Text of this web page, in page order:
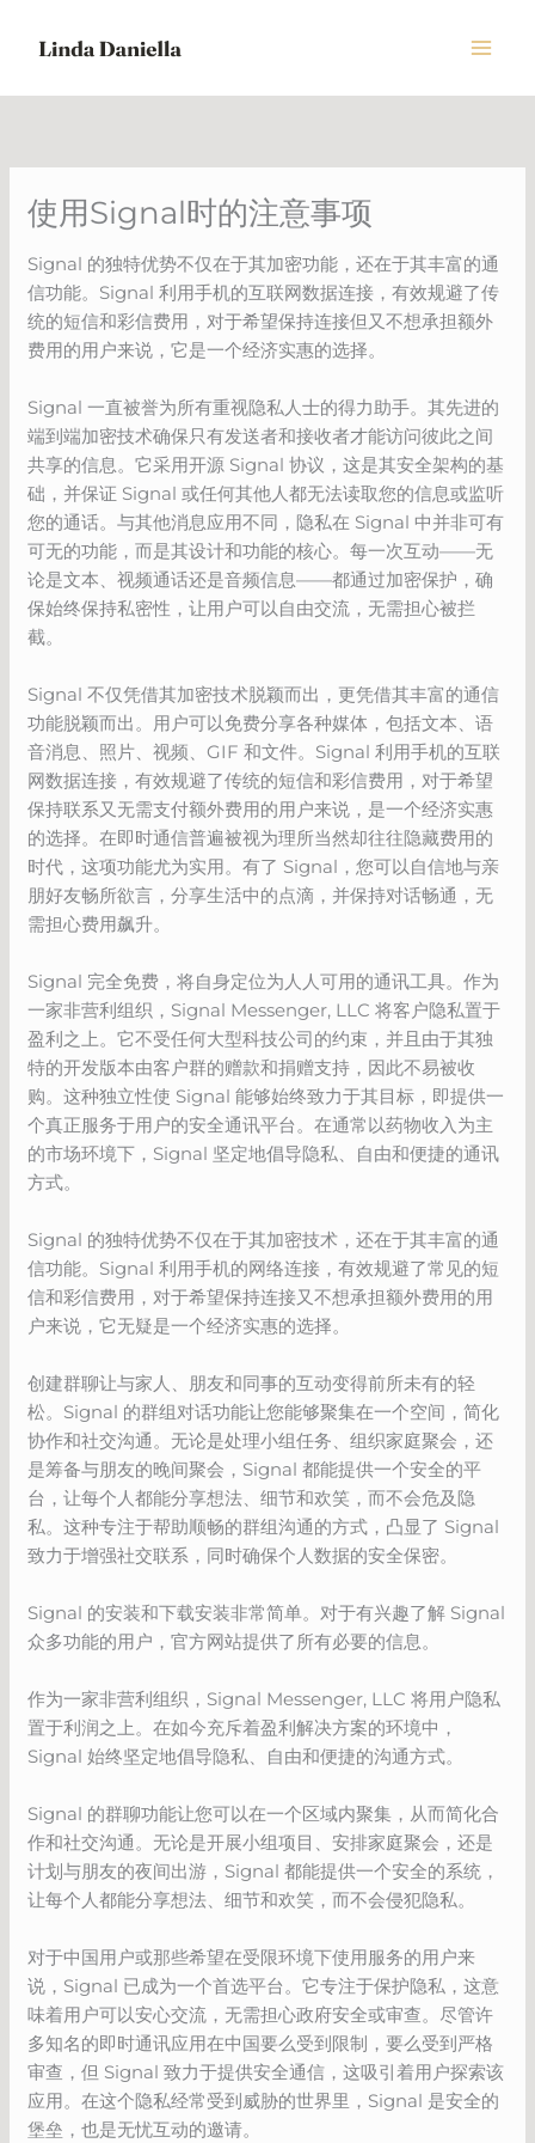
使用Signal时的注意事项
Signal 的独特优势不仅在于其加密功能，还在于其丰富的通
信功能。Signal 利用手机的互联网数据连接，有效规避了传
统的短信和彩信费用，对于希望保持连接但又不想承担额外
费用的用户来说，它是一个经济实惠的选择。
Signal 一直被誉为所有重视隐私人士的得力助手。其先进的
端到端加密技术确保只有发送者和接收者才能访问彼此之间
共享的信息。它采用开源 Signal 协议，这是其安全架构的基
础，并保证 Signal 或任何其他人都无法读取您的信息或监听
您的通话。与其他消息应用不同，隐私在 Signal 中并非可有
可无的功能，而是其设计和功能的核心。每一次互动——无
论是文本、视频通话还是音频信息——都通过加密保护，确
保始终保持私密性，让用户可以自由交流，无需担心被拦
截。
Signal 不仅凭借其加密技术脱颖而出，更凭借其丰富的通信
功能脱颖而出。用户可以免费分享各种媒体，包括文本、语
音消息、照片、视频、GIF 和文件。Signal 利用手机的互联
网数据连接，有效规避了传统的短信和彩信费用，对于希望
保持联系又无需支付额外费用的用户来说，是一个经济实惠
的选择。在即时通信普遍被视为理所当然却往往隐藏费用的
时代，这项功能尤为实用。有了 Signal，您可以自信地与亲
朋好友畅所欲言，分享生活中的点滴，并保持对话畅通，无
需担心费用飙升。
Signal 完全免费，将自身定位为人人可用的通讯工具。作为
一家非营利组织，Signal Messenger, LLC 将客户隐私置于
盈利之上。它不受任何大型科技公司的约束，并且由于其独
特的开发版本由客户群的赠款和捐赠支持，因此不易被收
购。这种独立性使 Signal 能够始终致力于其目标，即提供一
个真正服务于用户的安全通讯平台。在通常以药物收入为主
的市场环境下，Signal 坚定地倡导隐私、自由和便捷的通讯
方式。
Signal 的独特优势不仅在于其加密技术，还在于其丰富的通
信功能。Signal 利用手机的网络连接，有效规避了常见的短
信和彩信费用，对于希望保持连接又不想承担额外费用的用
户来说，它无疑是一个经济实惠的选择。
创建群聊让与家人、朋友和同事的互动变得前所未有的轻
松。Signal 的群组对话功能让您能够聚集在一个空间，简化
协作和社交沟通。无论是处理小组任务、组织家庭聚会，还
是筹备与朋友的晚间聚会，Signal 都能提供一个安全的平
台，让每个人都能分享想法、细节和欢笑，而不会危及隐
私。这种专注于帮助顺畅的群组沟通的方式，凸显了 Signal
致力于增强社交联系，同时确保个人数据的安全保密。
Signal 的安装和下载安装非常简单。对于有兴趣了解 Signal
众多功能的用户，官方网站提供了所有必要的信息。
作为一家非营利组织，Signal Messenger, LLC 将用户隐私
置于利润之上。在如今充斥着盈利解决方案的环境中，
Signal 始终坚定地倡导隐私、自由和便捷的沟通方式。
Signal 的群聊功能让您可以在一个区域内聚集，从而简化合
作和社交沟通。无论是开展小组项目、安排家庭聚会，还是
计划与朋友的夜间出游，Signal 都能提供一个安全的系统，
让每个人都能分享想法、细节和欢笑，而不会侵犯隐私。
对于中国用户或那些希望在受限环境下使用服务的用户来
说，Signal 已成为一个首选平台。它专注于保护隐私，这意
味着用户可以安心交流，无需担心政府安全或审查。尽管许
多知名的即时通讯应用在中国要么受到限制，要么受到严格
审查，但 Signal 致力于提供安全通信，这吸引着用户探索该
应用。在这个隐私经常受到威胁的世界里，Signal 是安全的
堡垒，也是无忧互动的邀请。